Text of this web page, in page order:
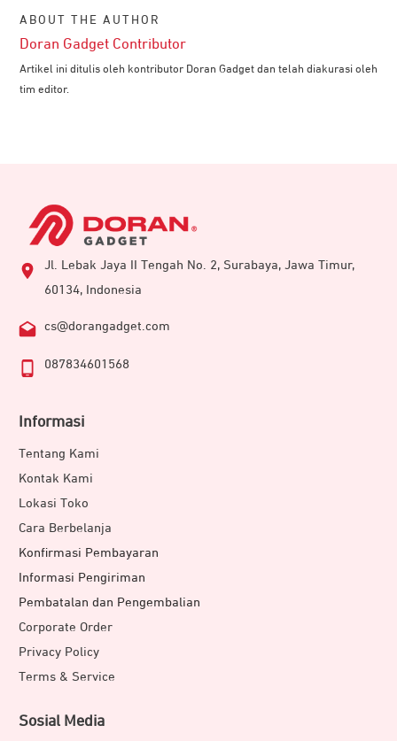
ABOUT THE AUTHOR
Doran Gadget Contributor
Artikel ini ditulis oleh kontributor Doran Gadget dan telah diakurasi oleh
tim editor.
Jl. Lebak Jaya II Tengah No. 2, Surabaya, Jawa Timur,
60134, Indonesia
cs@dorangadget.com
087834601568
Informasi
Tentang Kami
Kontak Kami
Lokasi Toko
Cara Berbelanja
Konfirmasi Pembayaran
Informasi Pengiriman
Pembatalan dan Pengembalian
Corporate Order
Privacy Policy
Terms & Service
Sosial Media